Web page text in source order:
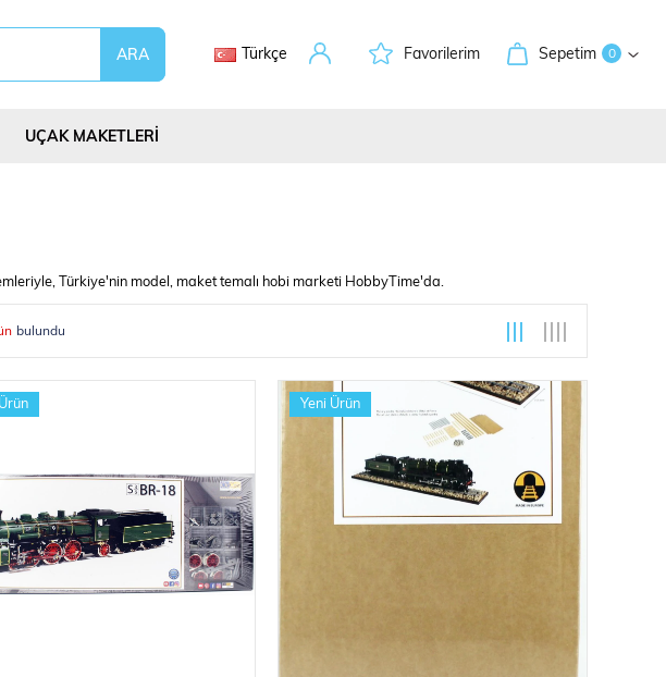
Türkçe Sepetim 0
Favorilerim
Faller Basic Series
UÇAK MAKETLERİ
Türkiye'nin model, maket temalı hobi marketi HobbyTime'da.
Yeni Ürün